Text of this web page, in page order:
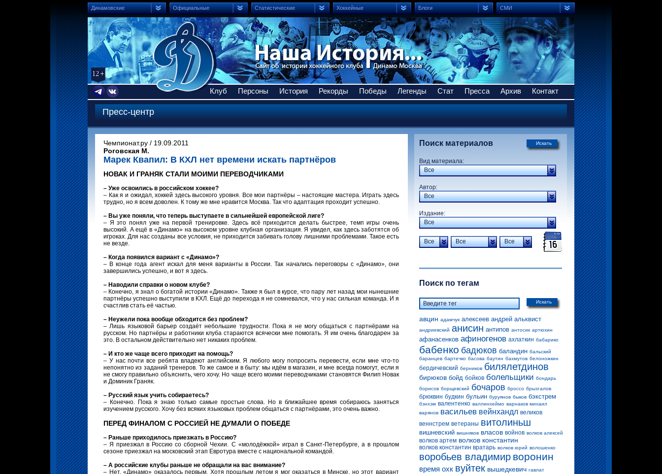
Динамовские Официальные Статистические Хоккейные Блоги СМИ
Клуб Персоны История Рекорды Победы Легенды Стат Пресса Архив Контакт
Пресс-центр
Чемпионат.ру / 19.09.2011
Роговская М.
Марек Квапил: В КХЛ нет времени искать партнёров
НОВАК И ГРАНЯК СТАЛИ МОИМИ ПЕРЕВОДЧИКАМИ
– Уже освоились в российском хоккее?
– Как я и ожидал, хоккей здесь высокого уровня. Все мои партнёры – настоящие мастера. Играть здесь
трудно, но я всем доволен. К тому же мне нравится Москва. Так что адаптация проходит успешно.
– Вы уже поняли, что теперь выступаете в сильнейшей европейской лиге?
– Я это понял уже на первой тренировке. Здесь всё приходится делать быстрее, темп игры очень
высокий. А ещё в «Динамо» на высоком уровне клубная организация. Я увидел, как здесь заботятся об
игроках. Для нас созданы все условия, не приходится забивать голову лишними проблемами. Такое есть
не везде.
– Когда появился вариант с «Динамо»?
– В конце года агент искал для меня варианты в России. Так начались переговоры с «Динамо», они
завершились успешно, и вот я здесь.
– Наводили справки о новом клубе?
– Конечно, я знал о богатой истории «Динамо». Также я был в курсе, что пару лет назад мои нынешние
партнёры успешно выступили в КХЛ. Ещё до перехода я не сомневался, что у нас сильная команда. И я
счастлив стать её частью.
– Неужели пока вообще обходится без проблем?
– Лишь языковой барьер создаёт небольшие трудности. Пока я не могу общаться с партнёрами на
русском. Но партнёры и работники клуба стараются всячески мне помогать. Я им очень благодарен за
это. В остальном действительно нет никаких проблем.
– И кто же чаще всего приходит на помощь?
– У нас почти все ребята владеют английским. Я любого могу попросить перевести, если мне что-то
непонятно из заданий тренеров. То же самое и в быту: мы идём в магазин, и мне всегда помогут, если я
не смогу правильно объяснить, чего хочу. Но чаще всего моими переводчиками становятся Филип Новак
и Доминик Граняк.
– Русский язык учить собираетесь?
– Конечно. Пока я знаю только самые простые слова. Но в ближайшее время собираюсь заняться
изучением русского. Хочу без всяких языковых проблем общаться с партнёрами, это очень важно.
ПЕРЕД ФИНАЛОМ С РОССИЕЙ НЕ ДУМАЛИ О ПОБЕДЕ
– Раньше приходилось приезжать в Россию?
– Я приезжал в Россию со сборной Чехии. С «молодёжкой» играл в Санкт-Петербурге, а в прошлом
сезоне приезжал на московский этап Евротура вместе с национальной командой.
– А российские клубы раньше не обращали на вас внимание?
– Нет, «Динамо» оказалось первым. Хотя прошлым летом я мог оказаться в Минске, но этот вариант
Искать
Поиск материалов
Вид материала:
Все
Автор:
Все
Издание:
Все
Все Все Все
Поиск по тегам
Искать
авцин адамчук алексеев андрей альквист
андриевский анисин антипов антосик артюхин
афанасенков афиногенов ахлаткин бабарико
бабенко бадюков баландин бальский
баранцев бартечко басова баутин бахмутов белоножкин
бердичевский берников билялетдинов
бирюков бойд бойков болельщики бондарь
борисов борщевский бочаров броссо брызгалов
брюквин будкин бульин буруянов быков бэкстрем
бэнхэм валентенко валлинхеймо варнаков михаил
варянов васильев вейнхандл великов
веннстрем ветераны витолиньш
вишневский вишняков власов войнов волков алексей
волков артем волков константин
волков константин вратарь волков юрий волошенко
воробьев владимир воронин
время охк вуйтек вышедкевич гавлат